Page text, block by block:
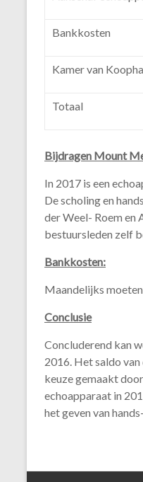
Bankkosten
Kamer van
Totaal
Bijdragen Mount
In 2017 is een
De scholing en
der Weel- Roem en
bestuursleden zelf
Bankkosten:
Maandelijks
Conclusie
Concluderend kan
2016. Het saldo
keuze gemaakt
echoapparaat in
het geven van